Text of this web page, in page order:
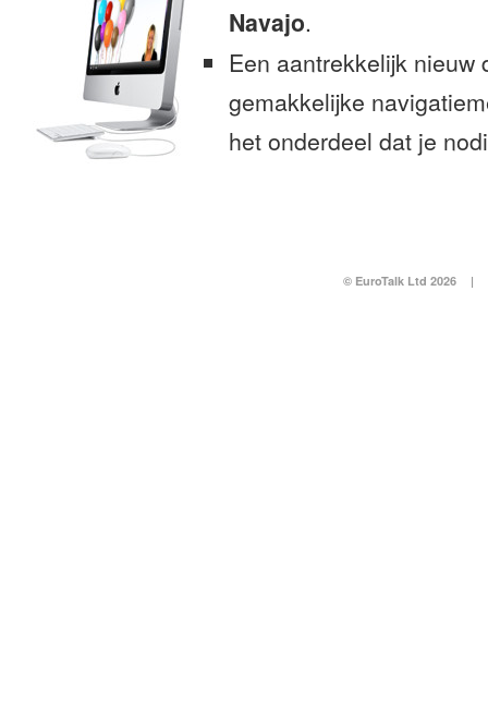
Navajo.
Een aantrekkelijk nieuw
gemakkelijke
het onderdeel dat je
© EuroTalk Ltd 2026 |